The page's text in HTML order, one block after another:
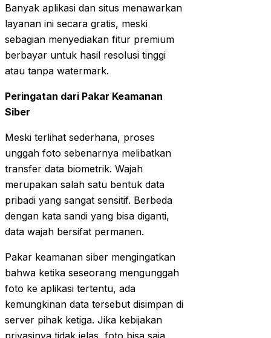
Banyak aplikasi dan situs menawarkan
layanan ini secara gratis, meski
sebagian menyediakan fitur premium
berbayar untuk hasil resolusi tinggi
atau tanpa watermark.
Peringatan dari Pakar Keamanan
Siber
Meski terlihat sederhana, proses
unggah foto sebenarnya melibatkan
transfer data biometrik. Wajah
merupakan salah satu bentuk data
pribadi yang sangat sensitif. Berbeda
dengan kata sandi yang bisa diganti,
data wajah bersifat permanen.
Pakar keamanan siber mengingatkan
bahwa ketika seseorang mengunggah
foto ke aplikasi tertentu, ada
kemungkinan data tersebut disimpan di
server pihak ketiga. Jika kebijakan